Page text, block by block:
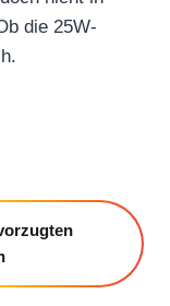
die 25W-